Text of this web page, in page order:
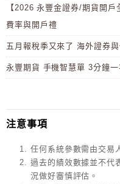
【2026 永豐金證券/期貨開
費率與開戶禮
五月報稅季又來了 海外證券
永豐期貨 手機智慧單 3分鐘一
注意事項
任何系統參數需由交易
過去的績效數據並不代
況做好審慎評估。